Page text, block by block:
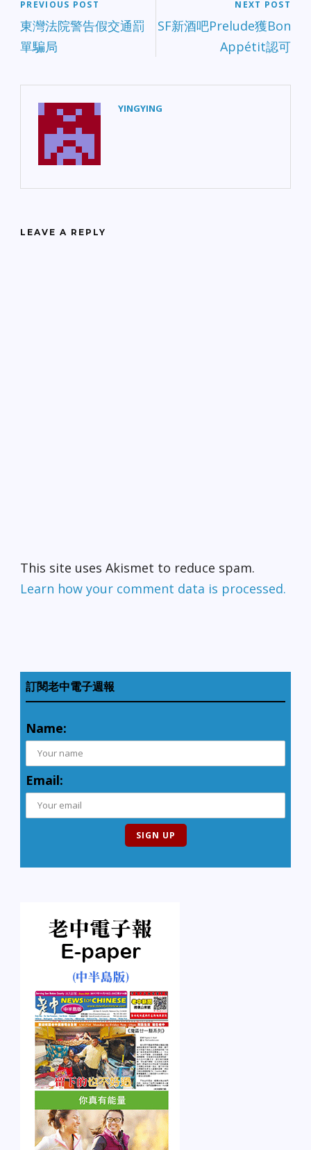
PREVIOUS POST
東灣法院警告假交通罰
單騙局
NEXT POST
SF新酒吧Prelude獲Bon
Appétit認可
YINGYING
LEAVE A REPLY
This site uses Akismet to reduce spam.
Learn how your comment data is processed.
訂閱老中電子週報
Name:
Email: